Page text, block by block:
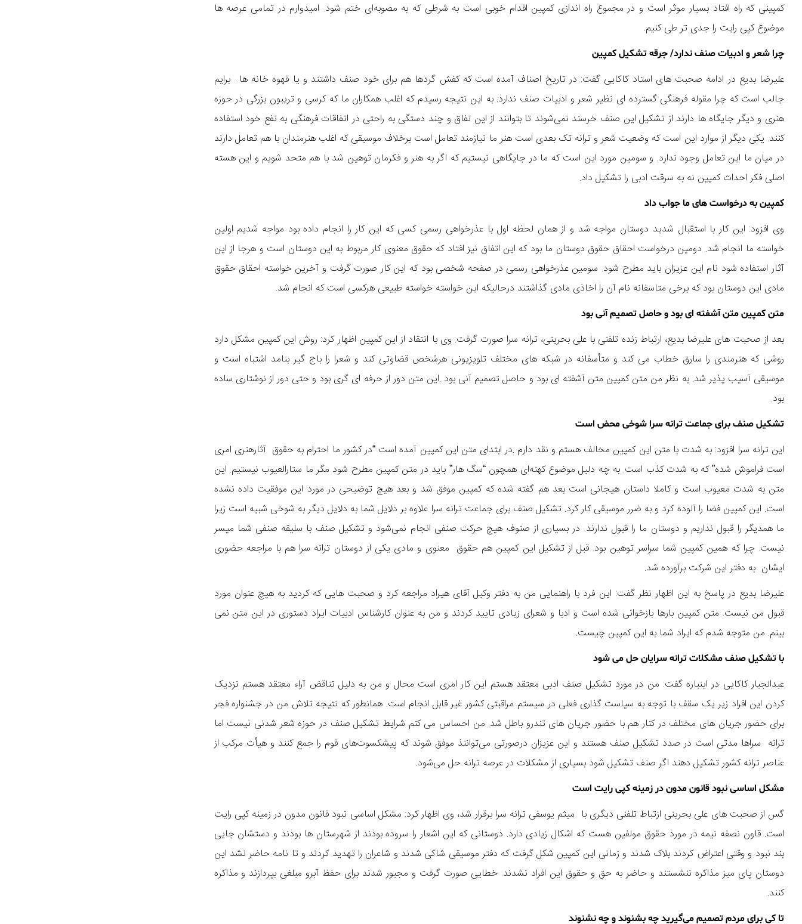
کمپینی که راه افتاد بسیار موثر است و در مجموع راه اندازی کمپین اقدام خوبی است به شرطی که به مصوبه‌ای ختم شود. امیدوارم در تمامی عرصه ها
موضوع کپی رایت را جدی تر طی کنیم.
چرا شعر و ادبیات صنف ندارد/ جرقه تشکیل کمپین
علیرضا بدیع در ادامه صحبت های استاد کاکایی گفت: در تاریخ اصناف آمده است که کفش گردها هم برای خود صنف داشتند و یا قهوه خانه ها . برایم
جالب است که چرا مقوله فرهنگی گسترده ای نظیر شعر و ادبیات صنف ندارد. به این نتیجه رسیدم که اغلب همکاران ما که کرسی و تریبون بزرگی در حوزه
هنری و دیگر جایگاه ها دارند از تشکیل این صنف خرسند نمی‌شوند تا بتوانند از این نفاق و چند دستگی به راحتی در اتفاقات فرهنگی به نفع خود استفاده
کنند. یکی دیگر از موارد این است که وضعیت شعر و ترانه تک بعدی است هنر ما نیازمند تعامل است برخلاف موسیقی که اغلب هنرمندان با هم تعامل دارند
در میان ما این تعامل وجود ندارد. و سومین مورد این است که ما در جایگاهی نیستیم که اگر به هنر و فکرمان توهین شد با هم متحد شویم و این هسته
اصلی فکر احداث کمپین نه به سرقت ادبی را تشکیل داد.
کمپین به درخواست های ما جواب داد
وی افزود: این کار با استقبال شدید دوستان مواجه شد و از همان لحظه اول با عذرخواهی رسمی کسی که این کار را انجام داده بود مواجه شدیم اولین
خواسته ما انجام شد. دومین درخواست احقاق حقوق دوستان ما بود که این اتفاق نیز افتاد که حقوق معنوی کار مربوط به این دوستان است و هرجا از این
آثار استفاده شود نام این عزیزان باید مطرح شود. سومین عذرخواهی رسمی در صفحه شخصی بود که این کار صورت گرفت و آخرین خواسته احقاق حقوق
مادی این دوستان بود که برخی متاسفانه نام آن را اخاذی مادی گذاشتند درحالیکه این خواسته خواسته طبیعی هرکسی است که انجام شد.
متن کمپین متن آشفته ای بود و حاصل تصمیم آنی بود
بعد از صحبت های علیرضا بدیع، ارتباط زنده تلفنی با علی بحرینی، ترانه سرا صورت گرفت. وی با انتقاد از این کمپین اظهار کرد: روش این کمپین مشکل دارد
روشی که هنرمندی را سارق خطاب می کند و متأسفانه در شبکه های مختلف تلویزیونی هرشخص قضاوتی کند و شعرا را باج گیر بنامد اشتباه است و
موسیقی آسیب پذیر شد. به نظر من متن کمپین متن آشفته ای بود و حاصل تصمیم آنی بود .این متن دور از حرفه ای گری بود و حتی دور از نوشتاری ساده
بود.
تشکیل صنف برای جماعت ترانه سرا شوخی محض است
این ترانه سرا افزود: به شدت با متن این کمپین مخالف هستم و نقد دارم .در ابتدای متن این کمپین آمده است “در کشور ما احترام به حقوق آثارهنری امری
است فراموش شده” که به شدت کذب است. به چه دلیل موضوع کهنه‌ای همچون “سگ هار” باید در متن کمپین مطرح شود مگر ما ستارالعیوب نیستیم. این
متن به شدت معیوب است و کاملا داستان هیجانی است بعد هم گفته شده که کمپین موفق شد و بعد هیچ توضیحی در مورد این موفقیت داده نشده
است. این کمپین فضا را آلوده کرد و به ضرر موسیقی کار کرد. تشکیل صنف برای جماعت ترانه سرا علاوه بر دلایل شما به دلایل دیگر به شوخی شبیه است زیرا
ما همدیگر را قبول نداریم و دوستان ما را قبول ندارند. در بسیاری از صنوف هیچ حرکت صنفی انجام نمی‌شود و تشکیل صنف با سلیقه صنفی شما میسر
نیست. چرا که همین کمپین شما سراسر توهین بود. قبل از تشکیل این کمپین هم حقوق معنوی و مادی یکی از دوستان ترانه سرا هم با مراجعه حضوری
ایشان به دفتر این شرکت برآورده شد.
علیرضا بدیع در پاسخ به این اظهار نظر گفت: این فرد با راهنمایی من به دفتر وکیل آقای هیراد مراجعه کرد و صحبت هایی که کردید به هیچ عنوان مورد
قبول من نیست. متن کمپین بارها بازخوانی شده است و ادبا و شعرای زیادی تایید کردند و من به عنوان کارشناس ادبیات ایراد دستوری در این متن نمی
بینم. من متوجه شدم که ایراد شما به این کمپین چیست.
با تشکیل صنف مشکلات ترانه سرایان حل می شود
عبدالجبار کاکایی در اینباره گفت: من در مورد تشکیل صنف ادبی معتقد هستم این کار امری است محال و من به دلیل تناقض آراء معتقد هستم نزدیک
کردن این افراد زیر یک سقف با توجه به سیاست گذاری فعلی در سیستم مراقبتی کشور غیر قابل انجام است. همانطور که نتیجه تلاش من در جشنواره فجر
برای حضور جریان های مختلف در کنار هم با حضور جریان های تندرو باطل شد. من احساس می کنم شرایط تشکیل صنف در حوزه شعر شدنی نیست اما
ترانه سراها مدتی است در صدد تشکیل صنف هستند و این عزیزان درصورتی می‌تواننذ موفق شوند که پیشکسوت‌های قوم را جمع کنند و هیأت مرکب از
عناصر ترانه کشور تشکیل دهند اگر صنف تشکیل شود بسیاری از مشکلات در عرصه ترانه حل می‌شود.
مشکل اساسی نبود قانون مدون در زمینه کپی رایت است
گس از صحبت های علی بحرینی ازتباط تلفنی دیگری با میثم یوسفی ترانه سرا برقرار شد، وی اظهار کرد: مشکل اساسی نبود قانون مدون در زمینه کپی رایت
است. قاون نصفه نیمه در مورد حقوق مولفین هست که اشکال زیادی دارد. دوستانی که این اشعار را سروده بودند از شهرستان ها بودند و دستشان جایی
بند نبود و وقتی اعتراض کردند بلاک شدند و زمانی این کمپین شکل گرفت که دفتر موسیقی شاکی شدند و شاعران را تهدید کردند و تا نامه حاضر نشد این
دوستان پای میز مذاکره ننشستند و حاضر به حق و حقوق این افراد نشدند. خطایی صورت گرفت و مجبور شدند برای حفظ آبرو مبلغی بپردازند و مذاکره
کنند.
تا کی برای مردم تصمیم می‌گیرید چه بشنوند و چه نشنوند